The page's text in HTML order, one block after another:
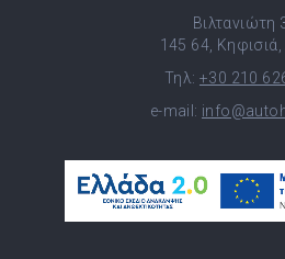
Βιλτανιώτη
145 64,
Τηλ: +30 210
e-mail: